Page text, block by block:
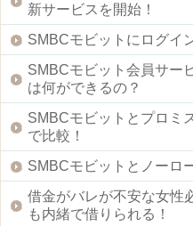
新サービスを開始！
SMBCモビットにログイ
SMBCモビット会員サー
は何ができるの？
SMBCモビットとプロミ
で比較！
SMBCモビットとノーロ
借金がバレが不安な女性
も内緒で借りられる！